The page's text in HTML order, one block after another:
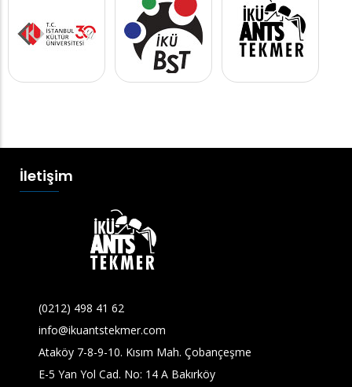
İletişim
(0212) 498 41 62
info@ikuantstekmer.com
Ataköy 7-8-9-10. Kısım Mah. Çobançeşme
E-5 Yan Yol Cad. No: 14 A Bakırköy